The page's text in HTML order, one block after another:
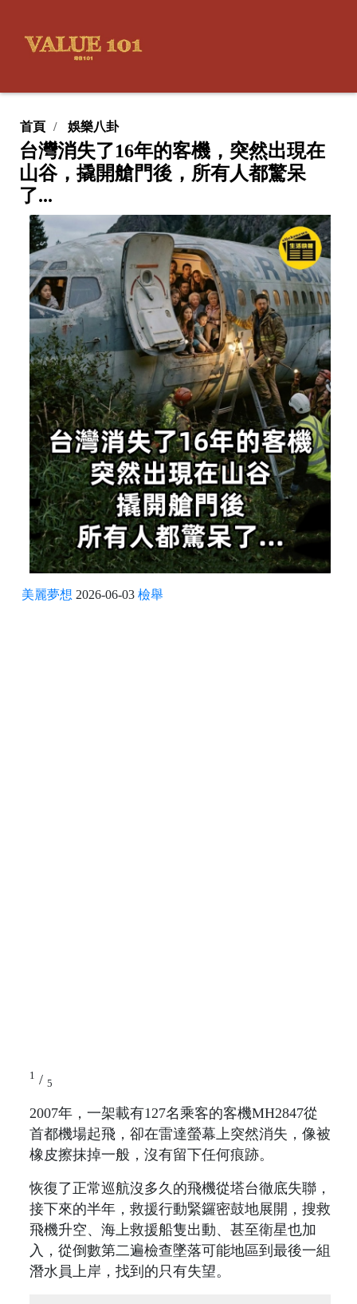
首頁 娛樂八卦
台灣消失了16年的客機，突然出現在
山谷，撬開艙門後，所有人都驚呆
了...
美麗夢想 2026-06-03 檢舉
1 / 5
2007年，一架載有127名乘客的客機MH2847從
首都機場起飛，卻在雷達螢幕上突然消失，像被
橡皮擦抹掉一般，沒有留下任何痕跡。
恢復了正常巡航沒多久的飛機從塔台徹底失聯，
接下來的半年，救援行動緊鑼密鼓地展開，搜救
飛機升空、海上救援船隻出動、甚至衛星也加
入，從倒數第二遍檢查墜落可能地區到最後一組
潛水員上岸，找到的只有失望。